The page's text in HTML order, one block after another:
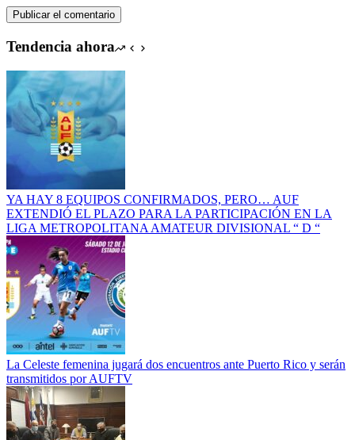
Publicar el comentario
Tendencia ahora
YA HAY 8 EQUIPOS CONFIRMADOS, PERO… AUF
EXTENDIÓ EL PLAZO PARA LA PARTICIPACIÓN EN LA
LIGA METROPOLITANA AMATEUR DIVISIONAL “ D “
La Celeste femenina jugará dos encuentros ante Puerto Rico y serán
transmitidos por AUFTV